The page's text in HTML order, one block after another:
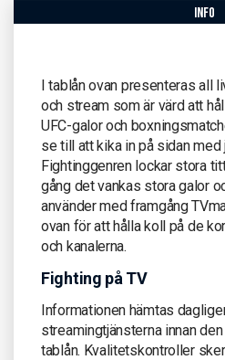
info
I tablån ovan presenteras all
och stream som är värd att
UFC-galor och
se till att kika in på sidan med
Fightinggenren lockar stora
gång det vankas stora galor
använder med framgång
ovan för att hålla koll på de
och kanalerna.
Fighting på TV
Informationen hämtas
streamingtjänsterna innan
tablån. Kvalitetskontroller